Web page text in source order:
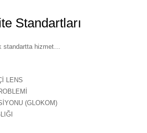
Standartları
standartta hizmet…
LENS
(GLOKOM)